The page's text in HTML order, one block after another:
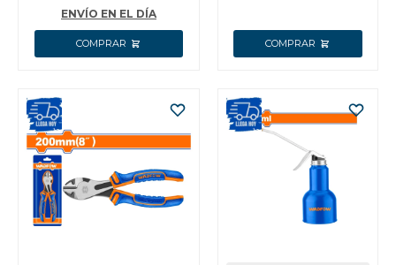
ACCESORIOS + VALIJ
ENVÍO EN EL DÍA